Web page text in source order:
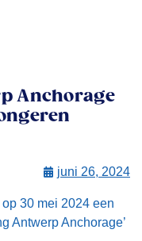
Anchorage
juni 26, 2024
30 mei 2024 een
Antwerp Anchorage’